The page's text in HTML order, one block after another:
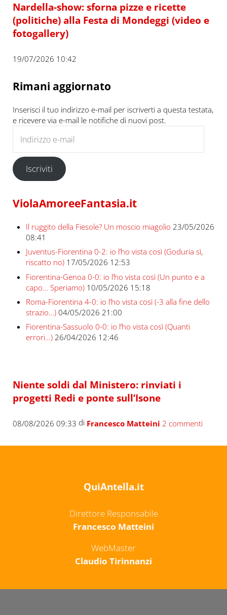
Nardella-show: sforna pizze e ricette
(politiche) alla Festa di Mondeggi (video e
fotogallery)
19/07/2026 10:42
Rimani aggiornato
Inserisci il tuo indirizzo e-mail per iscriverti a questa testata,
e ricevere via e-mail le notifiche di nuovi post.
Iscriviti
ViolaAmoreeFantasia.it
Il ruggito della Fiesole? Un moscio miagolio 23/05/2026
08:41
Juventus-Fiorentina 0-2: io l’ho vista così (Goduria sì,
riscatto no) 17/05/2026 12:53
Fiorentina-Genoa 0-0: io l’ho vista così (Un punto e a
capo… Speriamo) 10/05/2026 15:18
Roma-Fiorentina 4-0: io l’ho vista così (-3 alla fine dello
strazio…) 04/05/2026 21:00
Fiorentina-Sassuolo 0-0: io l’ho vista così (Quanti
errori…) 26/04/2026 12:46
Niente soldi dal Ministero: rinviati i
progetti Redi e ponte sull’Isone
08/08/2026 09:33 di Francesco Matteini 2 commenti
QuiAntella.it
Direttore Responsabile
Francesco Matteini
WebMaster
Claudio Tirinnanzi